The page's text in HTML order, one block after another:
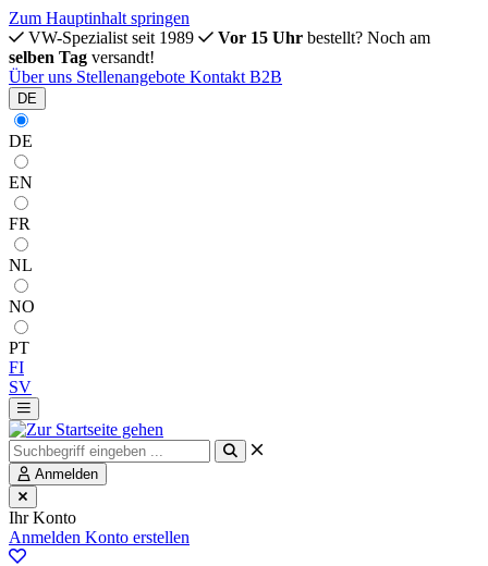
Zum Hauptinhalt springen
VW-Spezialist seit 1989
Vor 15 Uhr bestellt? Noch am
selben Tag versandt!
Über uns Stellenangebote Kontakt B2B
DE
DE
EN
FR
NL
NO
PT
FI
SV
Anmelden
Ihr Konto
Anmelden Konto erstellen